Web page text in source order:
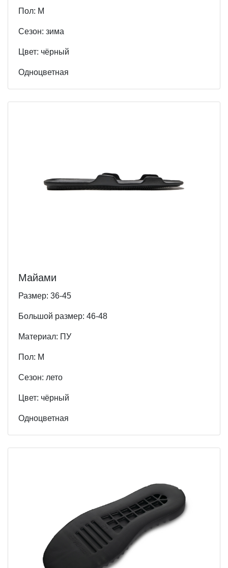
Пол: М
Cезон: зима
Цвет: чёрный
Одноцветная
Майами
Размер: 36-45
Большой размер: 46-48
Материал: ПУ
Пол: М
Cезон: лето
Цвет: чёрный
Одноцветная